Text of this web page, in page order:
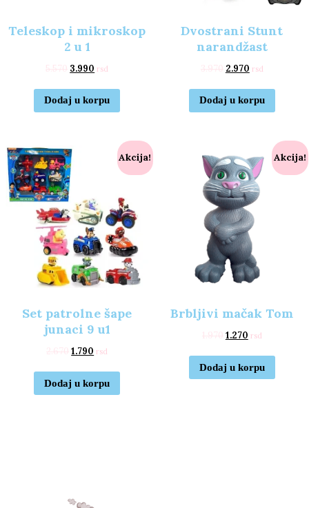
Teleskop i mikroskop
2 u 1
3.990 rsd
Dodaj u korpu
Dvostrani Stunt
narandžast
2.970 rsd
Dodaj u korpu
Akcija!
Set patrolne šape
junaci 9 u1
1.790 rsd
Dodaj u korpu
Akcija!
Brbljivi mačak Tom
1.270 rsd
Dodaj u korpu